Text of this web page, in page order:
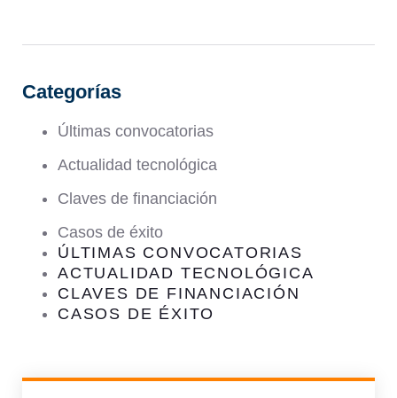
Categorías
Últimas convocatorias
Actualidad tecnológica
Claves de financiación
Casos de éxito
ÚLTIMAS CONVOCATORIAS
ACTUALIDAD TECNOLÓGICA
CLAVES DE FINANCIACIÓN
CASOS DE ÉXITO